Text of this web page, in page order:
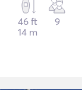
46 ft
14 m
9